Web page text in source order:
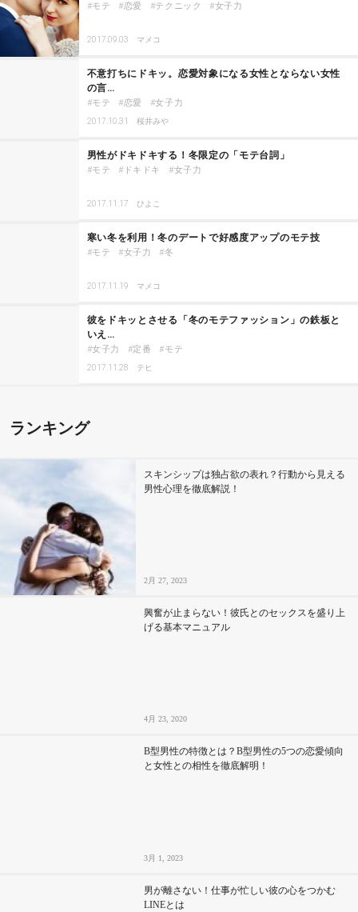
モテ 恋愛 テクニック 女子力
2017.09.03 マメコ
不意打ちにドキッ。恋愛対象になる女性とならない女性
の言…
モテ 恋愛 女子力
2017.10.31 桜井みや
男性がドキドキする！冬限定の「モテ台詞」
モテ ドキドキ 女子力
2017.11.17 ひよこ
寒い冬を利用！冬のデートで好感度アップのモテ技
モテ 女子力 冬
2017.11.19 マメコ
彼をドキッとさせる「冬のモテファッション」の鉄板と
いえ…
女子力 定番 モテ
2017.11.28 テヒ
ランキング
スキンシップは独占欲の表れ？行動から見える
男性心理を徹底解説！
2月 27, 2023
興奮が止まらない！彼氏とのセックスを盛り上
げる基本マニュアル
4月 23, 2020
B型男性の特徴とは？B型男性の5つの恋愛傾向
と女性との相性を徹底解明！
3月 1, 2023
男が離さない！仕事が忙しい彼の心をつかむ
LINEとは